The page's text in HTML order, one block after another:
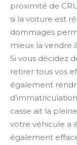
proximité de
si la voiture est
dommages
mieux la vendre
Si vous décidez
retirer tous vos
également
casse ait la
votre véhicule a
également